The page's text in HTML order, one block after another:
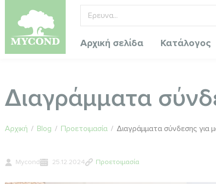
Αρχική σελίδα Κατάλογος
Διαγράμματα
Αρχική / Blog / Προετοιμασία / Διαγράμματα σύνδεσης για
Mycond 25.12.2024 Προετοιμασία